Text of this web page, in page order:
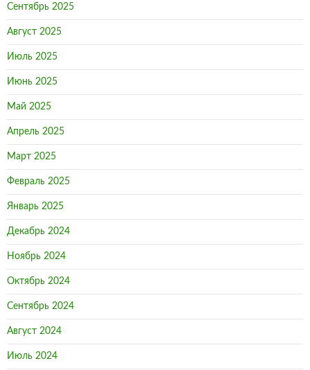
Сентябрь 2025
Август 2025
Июль 2025
Июнь 2025
Май 2025
Апрель 2025
Март 2025
Февраль 2025
Январь 2025
Декабрь 2024
Ноябрь 2024
Октябрь 2024
Сентябрь 2024
Август 2024
Июль 2024